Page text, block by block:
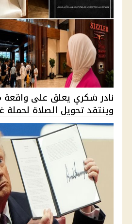
نادر شكري يعلق على واقعة
وينتقد تحويل الصلاة